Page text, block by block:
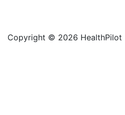
Copyright © 2026 HealthPilot